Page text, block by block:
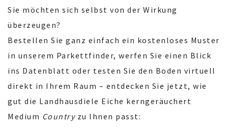
Sie möchten sich selbst von der Wirkung
überzeugen?
Bestellen Sie ganz einfach ein kostenloses Muster
in unserem Parkettfinder, werfen Sie einen Blick
ins Datenblatt oder testen Sie den Boden virtuell
direkt in Ihrem Raum – entdecken Sie jetzt, wie
gut die Landhausdiele Eiche kerngeräuchert
Medium Countryzu Ihnen passt: